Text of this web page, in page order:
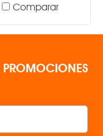
Comparar
PROMOCIONES